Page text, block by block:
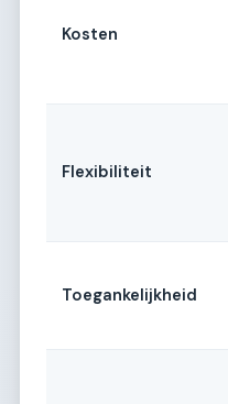
Kosten
Flexibiliteit
Toegankelijkheid